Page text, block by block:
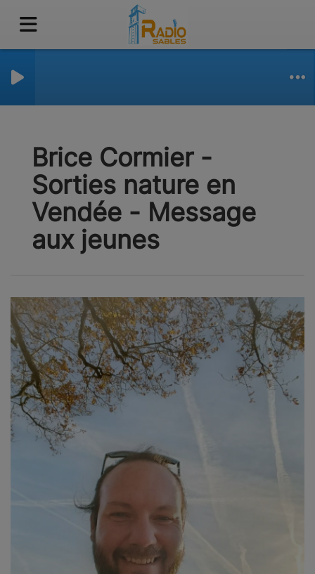
Brice Cormier -
Sorties nature en
Vendée - Message
aux jeunes